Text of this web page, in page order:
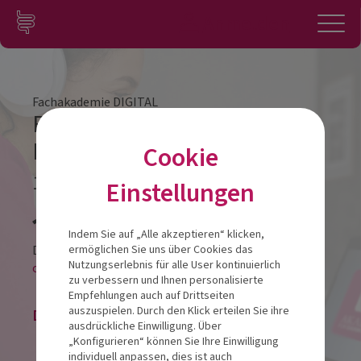
Zum Inhalt springen
Konto
Fachakademie DIGITAL
Fachakademie DIGITAL
Modul 3
12.05.2026
Diese Veranstaltung findet als
online-LIVESTREAM statt.
Die Veranstaltung ist beendet.
Cookie
Einstellungen
Indem Sie auf „Alle akzeptieren“ klicken,
ermöglichen Sie uns über Cookies das
Nutzungserlebnis für alle User kontinuierlich
zu verbessern und Ihnen personalisierte
Empfehlungen auch auf Drittseiten
auszuspielen. Durch den Klick erteilen Sie ihre
ausdrückliche Einwilligung. Über
„Konfigurieren“ können Sie Ihre Einwilligung
individuell anpassen, dies ist auch